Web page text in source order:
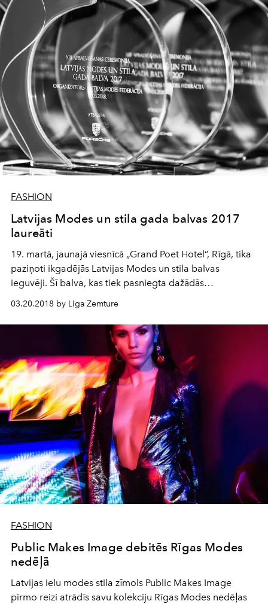
FASHION
Latvijas Modes un stila gada balvas 2017
laureāti
19. martā, jaunajā viesnīcā „Grand Poet Hotel”, Rīgā, tika
paziņoti ikgadējās Latvijas Modes un stila balvas
ieguvēji. Šī balva, kas tiek pasniegta dažādās
darbību. Vietējiem modes māksliniekiem un citiem
modes industrijas speciālistiem tā kļuvusi par vēl vienu
stimulu attīstībai to profesionālajā jomā.
03.20.2018 by Liga Zemture
FASHION
Public Makes Image debitēs Rīgas Modes
nedēļā
Latvijas ielu modes stila zīmols Public Makes Image
pirmo reizi atrādīs savu kolekciju Rīgas Modes nedēļas